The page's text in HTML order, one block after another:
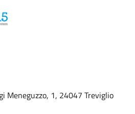
Meneguzzo, 1, 24047 Treviglio